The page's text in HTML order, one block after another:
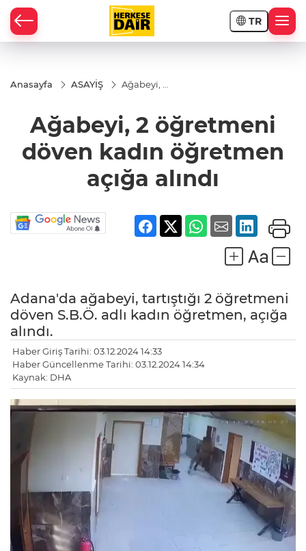
TR
Anasayfa ASAYİŞ
Ağabeyi, 2
kadın
öğretmen
açığa
alındı
Ağabeyi, 2 öğretmeni
döven kadın öğretmen
açığa alındı
Adana'da ağabeyi, tartıştığı 2 öğretmeni
döven S.B.Ö. adlı kadın öğretmen, açığa
alındı.
Haber Giriş Tarihi: 03.12.2024 14:33
Haber Güncellenme Tarihi: 03.12.2024 14:34
Kaynak: DHA